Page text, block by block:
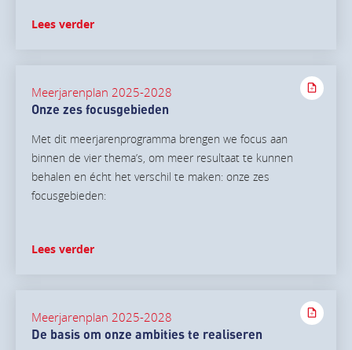
Lees verder
Meerjarenplan 2025-2028
Onze zes focusgebieden
Met dit meerjarenprogramma brengen we focus aan
binnen de vier thema’s, om meer resultaat te kunnen
behalen en écht het verschil te maken: onze zes
focusgebieden:
Lees verder
Meerjarenplan 2025-2028
De basis om onze ambities te realiseren